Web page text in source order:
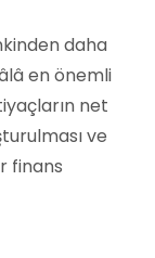
daha
en önemli
net
ve
finans